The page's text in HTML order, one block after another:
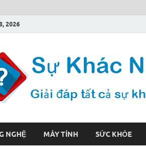
2026
NGHỆ MÁY TÍNH SỨC KHỎE